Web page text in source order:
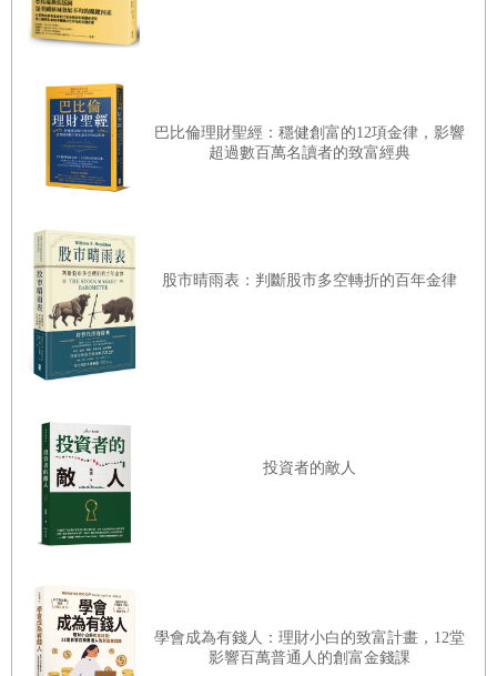
後記 站在新經濟秩序的轉捩點上
（Fed）不僅升息，還啟用了「逆回購協議」（RRP, Reverse
Repo）。這是一種由聯準會向金融機構提供國債等安全資產
作為擔保，然後從這些金融機構手中暫時收回現金的操作方
式。金融機構將閒置現金交給聯準會，並收取利息，藉此達
到縮減市場流動性的目的。（至於這項操作如何影響市場，
書中後續章節將詳加說明。）
物價指數（CPI）衝上9.1%的高點，當時包括我在內的多數
市場參與者都擔心2023年可能陷入經濟衰退。但事與願違，
2023年美股卻出現強勁反彈，即便聯準會持續緊縮貨幣政
策，美國在 OECD 的景氣領先指標仍出現回升。
至今為止，美國經濟仍未見明顯降溫，仍維持穩健成長。一
般預測認為，升息對消費與企業投資的抑制效果通常會在一
年至一年半後才顯現。但實際上，這項預測落空了——2024
年第二季，美國 GDP 成長率高達 3.0%，第三季也達到
深入探究之後才發現，美國政府採取了一種跳脫傳統的新方
式，為市場注入流動性。
巴比倫理財聖經：穩健創富的12項金律，影響
超過數百萬名讀者的致富經典
股市晴雨表：判斷股市多空轉折的百年金律
投資者的敵人
學會成為有錢人：理財小白的致富計畫，12堂
影響百萬普通人的創富金錢課